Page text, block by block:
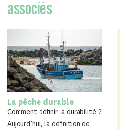
associés
La pêche durable
Comment définir la durabilité ?
Aujourd’hui, la définition de